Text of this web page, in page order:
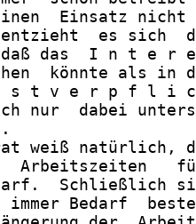
Einsatz
es sich
das  I n t e r
könnte als in
s t v e r p f l i
nur  dabei
weiß natürlich,
Arbeitszeiten
Schließlich
immer Bedarf